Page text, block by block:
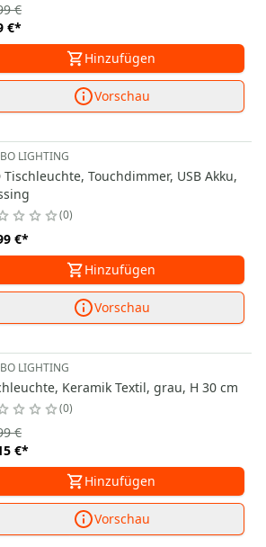
€*
€
Hinzufügen
Vorschau
LIGHTING
Tischleuchte, Touchdimmer, USB Akku,
0
€*
Hinzufügen
Vorschau
LIGHTING
Keramik Textil, grau, H 30 cm
0
€*
€
Hinzufügen
Vorschau